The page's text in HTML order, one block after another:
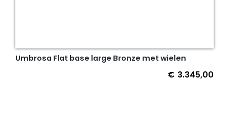
Umbrosa Flat base large Bronze met wielen
€ 3.345,00